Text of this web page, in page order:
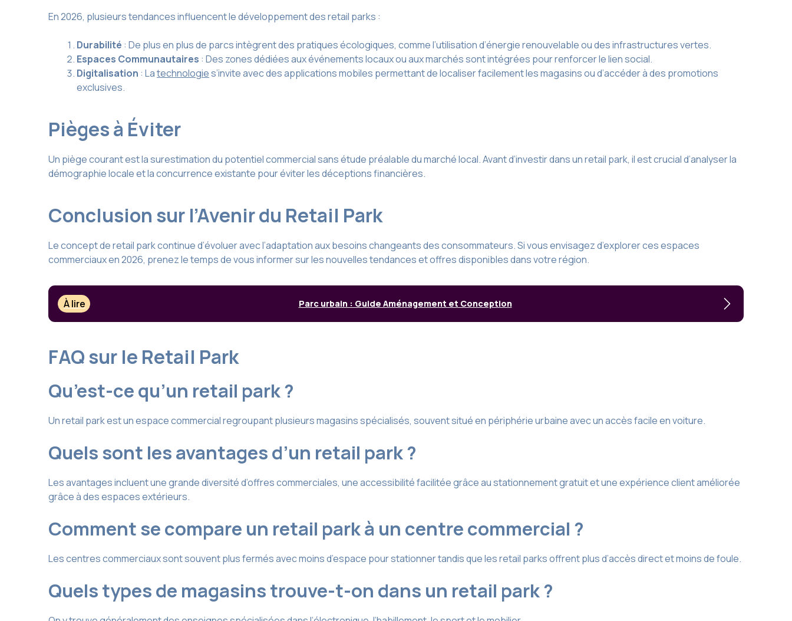
En 2026, plusieurs tendances influencent le développement des retail parks :
Durabilité : De plus en plus de parcs intègrent des pratiques écologiques, comme l’utilisation d’énergie renouvelable ou des infrastructures vertes.
Espaces Communautaires : Des zones dédiées aux événements locaux ou aux marchés sont intégrées pour renforcer le lien social.
Digitalisation : Latechnologies’invite avec des applications mobiles permettant de localiser facilement les magasins ou d’accéder à des promotions
exclusives.
Pièges à Éviter
Un piège courant est la surestimation du potentiel commercial sans étude préalable du marché local. Avant d’investir dans un retail park, il est crucial d’analyser la
démographie locale et la concurrence existante pour éviter les déceptions financières.
Conclusion sur l’Avenir du Retail Park
Le concept de retail park continue d’évoluer avec l’adaptation aux besoins changeants des consommateurs. Si vous envisagez d’explorer ces espaces
commerciaux en 2026, prenez le temps de vous informer sur les nouvelles tendances et offres disponibles dans votre région.
À lire Parc urbain : Guide Aménagement et Conception
FAQ sur le Retail Park
Qu’est-ce qu’un retail park ?
Un retail park est un espace commercial regroupant plusieurs magasins spécialisés, souvent situé en périphérie urbaine avec un accès facile en voiture.
Quels sont les avantages d’un retail park ?
Les avantages incluent une grande diversité d’offres commerciales, une accessibilité facilitée grâce au stationnement gratuit et une expérience client améliorée
grâce à des espaces extérieurs.
Comment se compare un retail park à un centre commercial ?
Les centres commerciaux sont souvent plus fermés avec moins d’espace pour stationner tandis que les retail parks offrent plus d’accès direct et moins de foule.
Quels types de magasins trouve-t-on dans un retail park ?